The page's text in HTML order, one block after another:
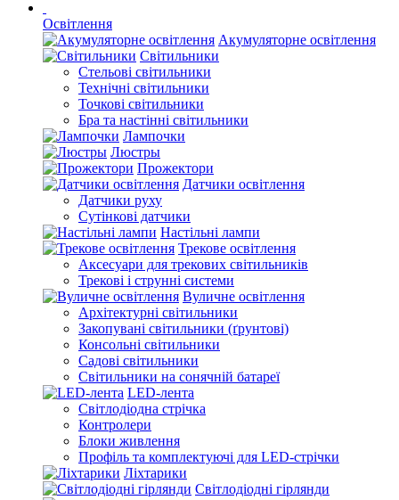
Освітлення
Акумуляторне освітлення
Світильники
Стельові світильники
Технічні світильники
Точкові світильники
Бра та настінні світильники
Лампочки
Люстры
Прожектори
Датчики освітлення
Датчики руху
Сутінкові датчики
Настільні лампи
Трекове освітлення
Аксесуари для трекових світильників
Трекові і струнні системи
Вуличне освітлення
Архітектурні світильники
Закопувані світильники (ґрунтові)
Консольні світильники
Садові світильники
Світильники на сонячній батареї
LED-лента
Світлодіодна стрічка
Контролери
Блоки живлення
Профіль та комплектуючі для LED-стрічки
Ліхтарики
Світлодіодні гірлянди